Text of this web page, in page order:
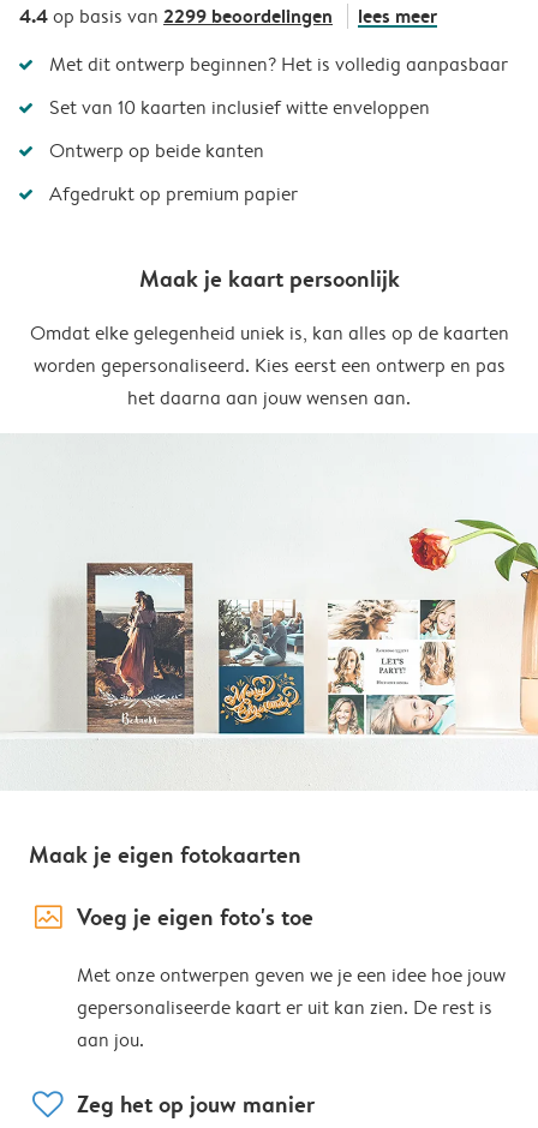
4.4op basis van 2299 beoordelingen lees meer
Met dit ontwerp beginnen? Het is volledig aanpasbaar
Set van 10 kaarten inclusief witte enveloppen
Ontwerp op beide kanten
Afgedrukt op premium papier
Maak je kaart persoonlijk
Omdat elke gelegenheid uniek is, kan alles op de kaarten
worden gepersonaliseerd. Kies eerst een ontwerp en pas
het daarna aan jouw wensen aan.
Maak je eigen fotokaarten
image_placeholder Voeg je eigen foto's toe
Met onze ontwerpen geven we je een idee hoe jouw
gepersonaliseerde kaart er uit kan zien. De rest is
aan jou.
heart Zeg het op jouw manier